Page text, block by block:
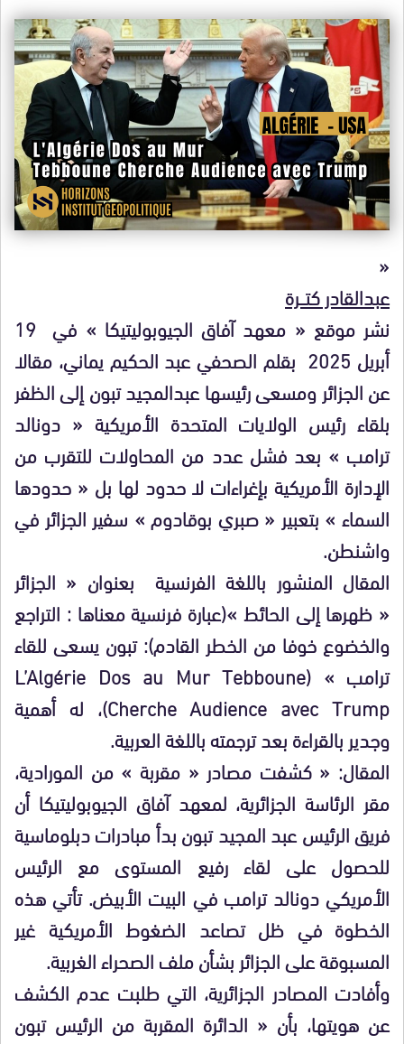
«
عبدالقادر كتـــرة
نشر موقع « معهد آفاق الجيوبوليتيكا » في 19
أبريل 2025 بقلم الصحفي عبد الحكيم يماني، مقالا
عن الجزائر ومسعى رئيسها عبدالمجيد تبون إلى الظفر
بلقاء رئيس الولايات المتحدة الأمريكية « دونالد
ترامب » بعد فشل عدد من المحاولات للتقرب من
الإدارة الأمريكية بإغراءات لا حدود لها بل « حدودها
السماء » بتعبير « صبري بوقادوم » سفير الجزائر في
واشنطن.
المقال المنشور باللغة الفرنسية بعنوان « الجزائر
« ظهرها إلى الحائط »(عبارة فرنسية معناها : التراجع
والخضوع خوفا من الخطر القادم): تبون يسعى للقاء
ترامب » (L’Algérie Dos au Mur Tebboune
Cherche Audience avec Trump)، له أهمية
وجدير بالقراءة بعد ترجمته باللغة العربية.
المقال: « كشفت مصادر « مقربة » من المورادية،
مقر الرئاسة الجزائرية، لمعهد آفاق الجيوبوليتيكا أن
فريق الرئيس عبد المجيد تبون بدأ مبادرات دبلوماسية
للحصول على لقاء رفيع المستوى مع الرئيس
الأمريكي دونالد ترامب في البيت الأبيض. تأتي هذه
الخطوة في ظل تصاعد الضغوط الأمريكية غير
المسبوقة على الجزائر بشأن ملف الصحراء الغربية.
وأفادت المصادر الجزائرية، التي طلبت عدم الكشف
عن هويتها، بأن « الدائرة المقربة من الرئيس تبون